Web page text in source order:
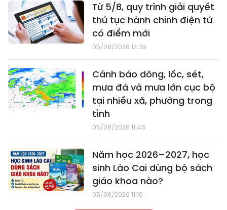
Từ 5/8, quy trình giải quyết
thủ tục hành chính điện tử
có điểm mới
05/08/2026 12:39
Cảnh báo dông, lốc, sét,
mưa đá và mưa lớn cục bộ
tại nhiều xã, phường trong
tỉnh
05/08/2026 11:46
Năm học 2026–2027, học
sinh Lào Cai dùng bộ sách
giáo khoa nào?
05/08/2026 11:10